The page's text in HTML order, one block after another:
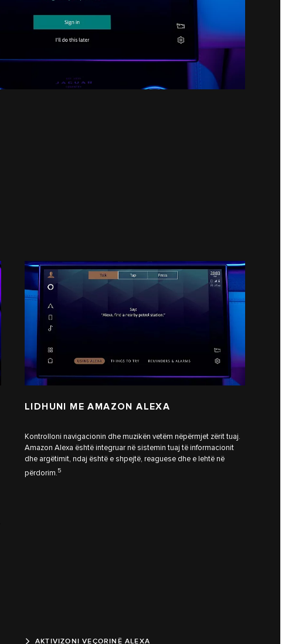
LIDHUNI ME AMAZON ALEXA
Kontrolloni navigacionin dhe muzikën vetëm nëpërmjet zërit tuaj.
Amazon Alexa është integruar në sistemin tuaj të informacionit
dhe argëtimit, ndaj është e shpejtë, reaguese dhe e lehtë në
përdorim.5
AKTIVIZONI VEÇORINË ALEXA